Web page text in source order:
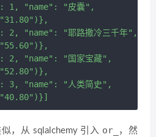
"name": "皮囊",
"name": "耶路撒冷三千年",
"name": "国家宝藏",
"name": "人类简史",
，从 sqlalchemy 引入 or_
，然